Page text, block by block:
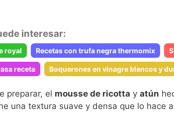
interesar:
royal Recetas con trufa negra thermomix
receta Boquerones en vinagre blancos y
preparar, el mousse de ricotta y atún
una textura suave y densa que lo hace